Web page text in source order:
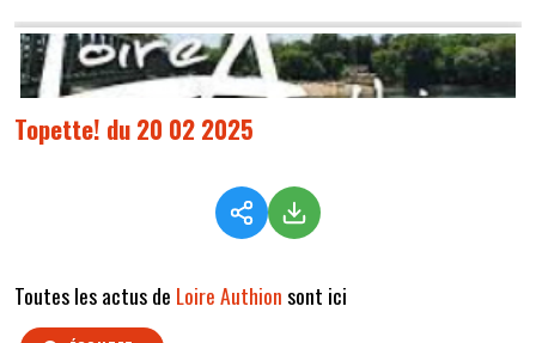
Topette! du 20 02 2025
Toutes les actus de Loire Authionsont ici